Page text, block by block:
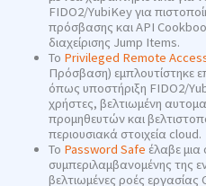
FIDO2/YubiKey για
πρόσβασης και API
διαχείρισης Jump Items.
Το Privileged Remote
Πρόσβαση) εμπλουτίστηκε
όπως υποστήριξη FIDO2/
χρήστες, βελτιωμένη
προμηθευτών και
περιουσιακά στοιχεία cloud.
Το Password Safe έλαβε
συμπεριλαμβανομένης της
βελτιωμένες ροές εργασίας